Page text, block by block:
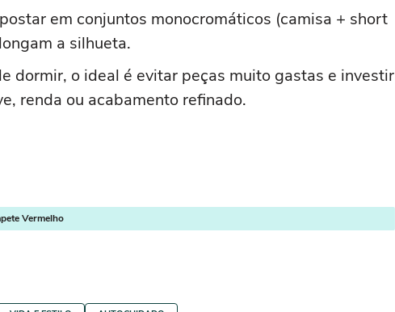
em conjuntos monocromáticos (camisa + short
a silhueta.
dormir, o ideal é evitar peças muito gastas e investir
renda ou acabamento refinado.
Vermelho